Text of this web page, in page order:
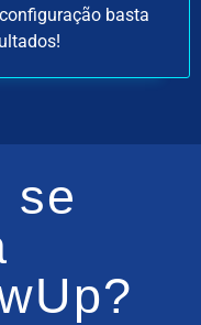
basta
se